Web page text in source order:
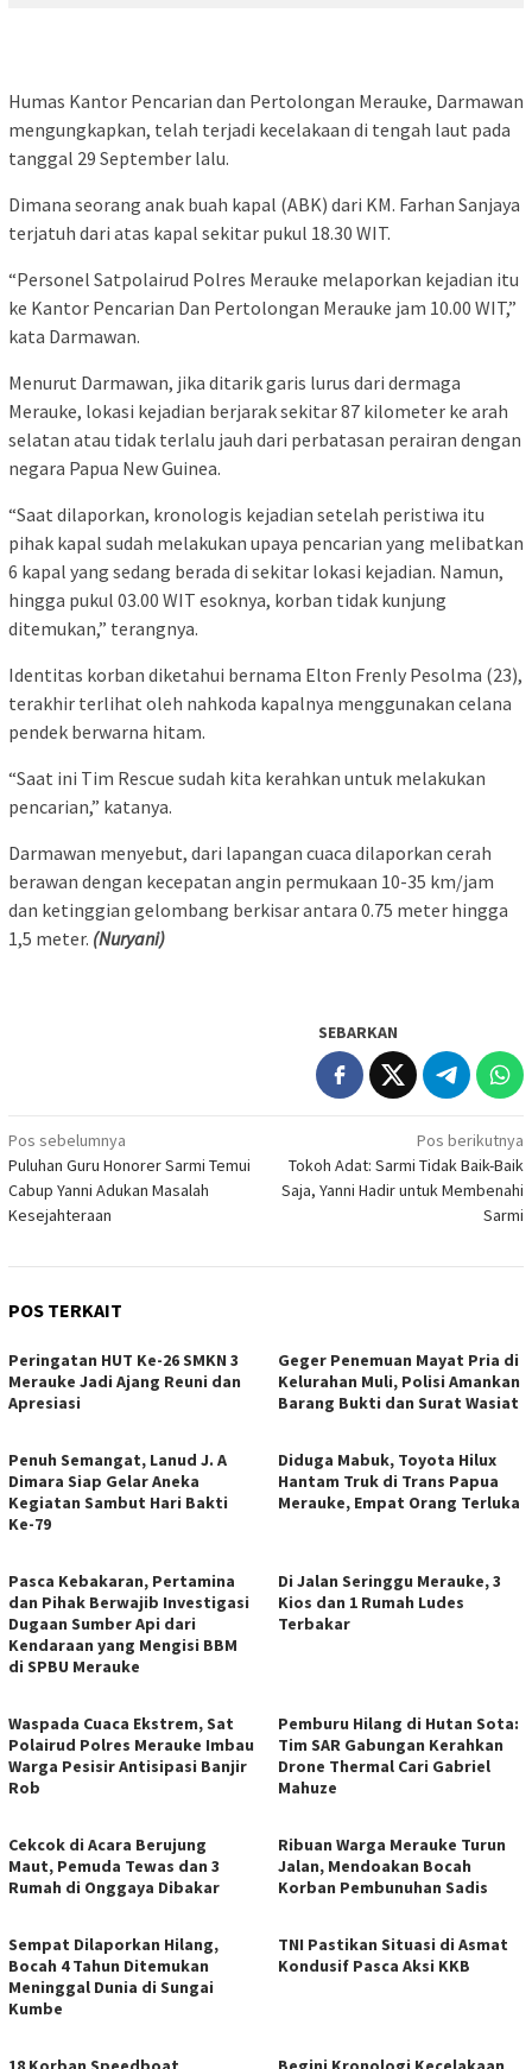
Humas Kantor Pencarian dan Pertolongan Merauke, Darmawan
mengungkapkan, telah terjadi kecelakaan di tengah laut pada
tanggal 29 September lalu.
Dimana seorang anak buah kapal (ABK) dari KM. Farhan Sanjaya
terjatuh dari atas kapal sekitar pukul 18.30 WIT.
“Personel Satpolairud Polres Merauke melaporkan kejadian itu
ke Kantor Pencarian Dan Pertolongan Merauke jam 10.00 WIT,”
kata Darmawan.
Menurut Darmawan, jika ditarik garis lurus dari dermaga
Merauke, lokasi kejadian berjarak sekitar 87 kilometer ke arah
selatan atau tidak terlalu jauh dari perbatasan perairan dengan
negara Papua New Guinea.
“Saat dilaporkan, kronologis kejadian setelah peristiwa itu
pihak kapal sudah melakukan upaya pencarian yang melibatkan
6 kapal yang sedang berada di sekitar lokasi kejadian. Namun,
hingga pukul 03.00 WIT esoknya, korban tidak kunjung
ditemukan,” terangnya.
Identitas korban diketahui bernama Elton Frenly Pesolma (23),
terakhir terlihat oleh nahkoda kapalnya menggunakan celana
pendek berwarna hitam.
“Saat ini Tim Rescue sudah kita kerahkan untuk melakukan
pencarian,” katanya.
Darmawan menyebut, dari lapangan cuaca dilaporkan cerah
berawan dengan kecepatan angin permukaan 10-35 km/jam
dan ketinggian gelombang berkisar antara 0.75 meter hingga
1,5 meter. (Nuryani)
SEBARKAN
Navigasi
pos
Pos sebelumnya
Puluhan Guru Honorer Sarmi Temui
Cabup Yanni Adukan Masalah
Kesejahteraan
Pos berikutnya
Tokoh Adat: Sarmi Tidak Baik-Baik
Saja, Yanni Hadir untuk Membenahi
Sarmi
POS TERKAIT
Peringatan HUT Ke-26 SMKN 3
Merauke Jadi Ajang Reuni dan
Apresiasi
Geger Penemuan Mayat Pria di
Kelurahan Muli, Polisi Amankan
Barang Bukti dan Surat Wasiat
Penuh Semangat, Lanud J. A
Dimara Siap Gelar Aneka
Kegiatan Sambut Hari Bakti
Ke-79
Diduga Mabuk, Toyota Hilux
Hantam Truk di Trans Papua
Merauke, Empat Orang Terluka
Pasca Kebakaran, Pertamina
dan Pihak Berwajib Investigasi
Dugaan Sumber Api dari
Kendaraan yang Mengisi BBM
di SPBU Merauke
Di Jalan Seringgu Merauke, 3
Kios dan 1 Rumah Ludes
Terbakar
Waspada Cuaca Ekstrem, Sat
Polairud Polres Merauke Imbau
Warga Pesisir Antisipasi Banjir
Rob
Pemburu Hilang di Hutan Sota:
Tim SAR Gabungan Kerahkan
Drone Thermal Cari Gabriel
Mahuze
Cekcok di Acara Berujung
Maut, Pemuda Tewas dan 3
Rumah di Onggaya Dibakar
Ribuan Warga Merauke Turun
Jalan, Mendoakan Bocah
Korban Pembunuhan Sadis
Sempat Dilaporkan Hilang,
Bocah 4 Tahun Ditemukan
Meninggal Dunia di Sungai
Kumbe
TNI Pastikan Situasi di Asmat
Kondusif Pasca Aksi KKB